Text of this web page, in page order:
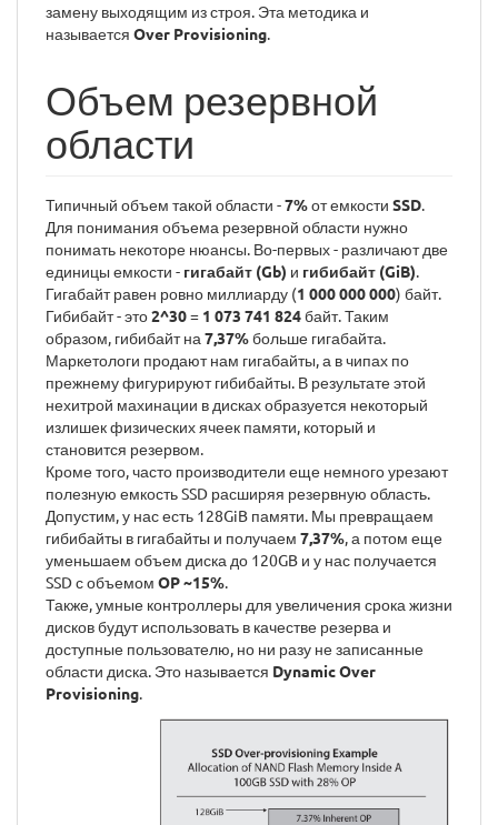
замену выходящим из строя. Эта методика и
называется Over Provisioning.
Объем резервной
области
Типичный объем такой области -7%от емкости SSD.
Для понимания объема резервной области нужно
понимать некоторе нюансы. Во-первых - различают две
единицы емкости - гигабайт (Gb) и гибибайт (GiB).
Гигабайт равен ровно миллиарду (1 000 000 000) байт.
Гибибайт - это2^30= 1 073 741 824байт. Таким
образом, гибибайт на 7,37%больше гигабайта.
Маркетологи продают нам гигабайты, а в чипах по
прежнему фигурируют гибибайты. В результате этой
нехитрой махинации в дисках образуется некоторый
излишек физических ячеек памяти, который и
становится резервом.
Кроме того, часто производители еще немного урезают
полезную емкость SSD расширяя резервную область.
Допустим, у нас есть 128GiB памяти. Мы превращаем
гибибайты в гигабайты и получаем 7,37%, а потом еще
уменьшаем объем диска до 120GB и у нас получается
SSD с объемом OP ~15%.
Также, умные контроллеры для увеличения срока жизни
дисков будут использовать в качестве резерва и
доступные пользователю, но ни разу не записанные
области диска. Это называется Dynamic Over
Provisioning.